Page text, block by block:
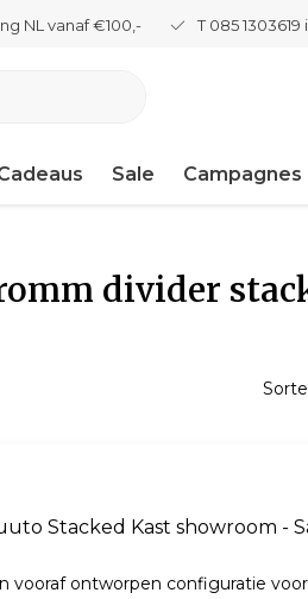
NL vanaf €100,- T 085 1303619
Sale Campagnes
divider
Stacked Kast showroom -
vooraf ontworpen configuratie